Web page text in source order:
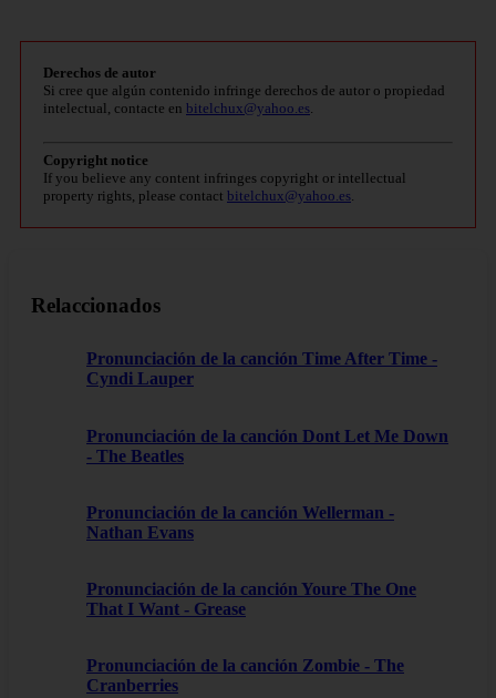
Derechos de autor
Si cree que algún contenido infringe derechos de autor o propiedad
intelectual, contacte en bitelchux@yahoo.es
Copyright notice
If you believe any content infringes copyright or intellectual
property rights, please contact bitelchux@yahoo.es
Relaccionados
Pronunciación de la canción Time After Time -
Cyndi Lauper
Pronunciación de la canción Dont Let Me Down
- The Beatles
Pronunciación de la canción Wellerman -
Nathan Evans
Pronunciación de la canción Youre The One
That I Want - Grease
Pronunciación de la canción Zombie - The
Cranberries